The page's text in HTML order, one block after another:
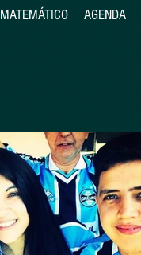
MATEMÁTICO AGENDA